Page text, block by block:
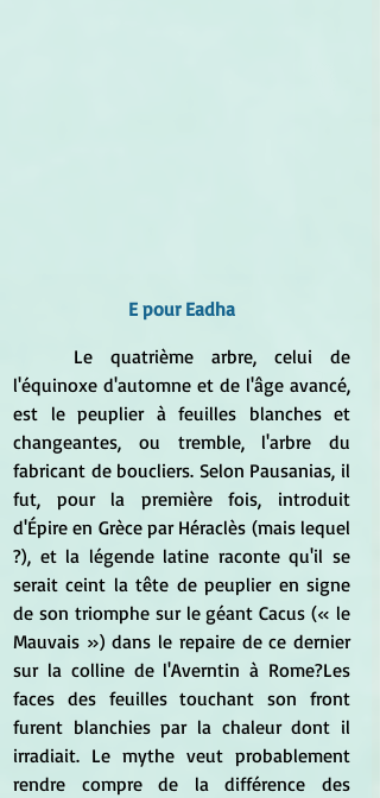
E pour Eadha
l'équinoxe d'automne et de l'âge avancé,
est le peuplier à feuilles blanches et
changeantes, ou tremble, l'arbre du
fabricant de boucliers. Selon Pausanias, il
fut, pour la première fois, introduit
d'Épire en Grèce par Héraclès (mais lequel
?), et la légende latine raconte qu'il se
serait ceint la tête de peuplier en signe
de son triomphe sur le géant Cacus (« le
Mauvais ») dans le repaire de ce dernier
sur la colline de l'Averntin à Rome?Les
faces des feuilles touchant son front
furent blanchies par la chaleur dont il
irradiait. Le mythe veut probablement
rendre compre de la différence des